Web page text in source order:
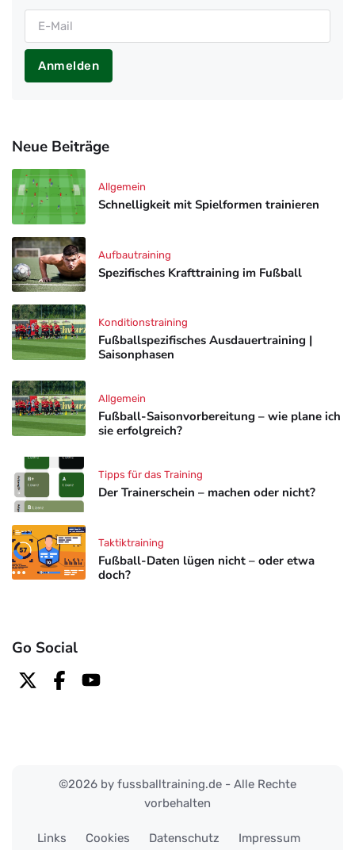
Anmelden
Neue Beiträge
Schnelligkeit mit Spielformen trainieren
Allgemein
Spezifisches Krafttraining im Fußball
Aufbautraining
Fußballspezifisches Ausdauertraining |
Saisonphasen
Konditionstraining
Fußball-Saisonvorbereitung – wie plane ich
sie erfolgreich?
Allgemein
Der Trainerschein – machen oder nicht?
Tipps für das Training
Fußball-Daten lügen nicht – oder etwa
doch?
Taktiktraining
Go Social
©2026 by fussballtraining.de - Alle Rechte
vorbehalten
Links Cookies Datenschutz Impressum